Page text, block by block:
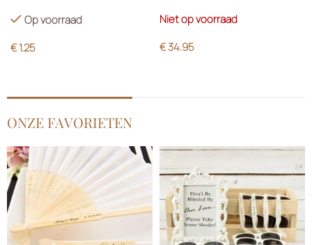
Op voorraad
€1.25
Niet op voorraad
€34.95
ONZE FAVORIETEN